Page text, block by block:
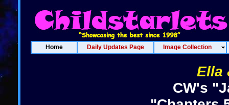
Home Daily Updates Page Image Collection
Ella
CW's